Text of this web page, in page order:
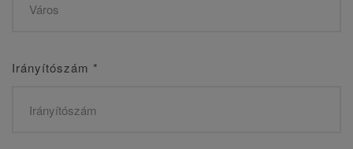
Irányítószám *